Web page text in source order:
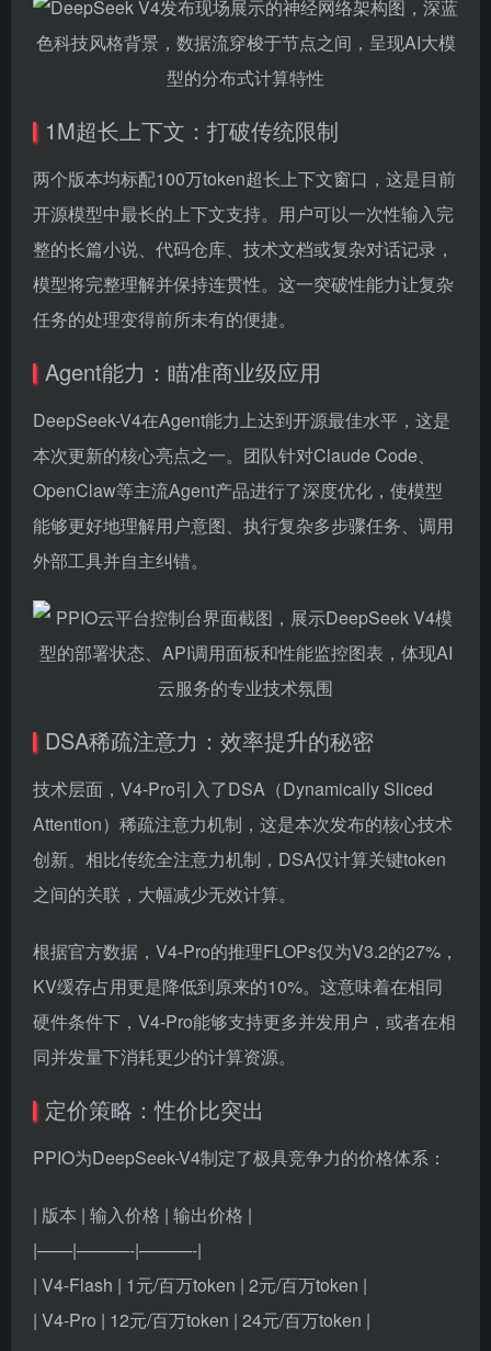
1M超长上下文：打破传统限制
两个版本均标配100万token超长上下文窗口，这是目前
开源模型中最长的上下文支持。用户可以一次性输入完
整的长篇小说、代码仓库、技术文档或复杂对话记录，
模型将完整理解并保持连贯性。这一突破性能力让复杂
任务的处理变得前所未有的便捷。
Agent能力：瞄准商业级应用
DeepSeek-V4在Agent能力上达到开源最佳水平，这是
本次更新的核心亮点之一。团队针对Claude Code、
OpenClaw等主流Agent产品进行了深度优化，使模型
能够更好地理解用户意图、执行复杂多步骤任务、调用
外部工具并自主纠错。
DSA稀疏注意力：效率提升的秘密
技术层面，V4-Pro引入了DSA（Dynamically Sliced
Attention）稀疏注意力机制，这是本次发布的核心技术
创新。相比传统全注意力机制，DSA仅计算关键token
之间的关联，大幅减少无效计算。
根据官方数据，V4-Pro的推理FLOPs仅为V3.2的27%，
KV缓存占用更是降低到原来的10%。这意味着在相同
硬件条件下，V4-Pro能够支持更多并发用户，或者在相
同并发量下消耗更少的计算资源。
定价策略：性价比突出
PPIO为DeepSeek-V4制定了极具竞争力的价格体系：
| 版本 | 输入价格 | 输出价格 |
|——|———-|———-|
| V4-Flash | 1元/百万token | 2元/百万token |
| V4-Pro | 12元/百万token | 24元/百万token |